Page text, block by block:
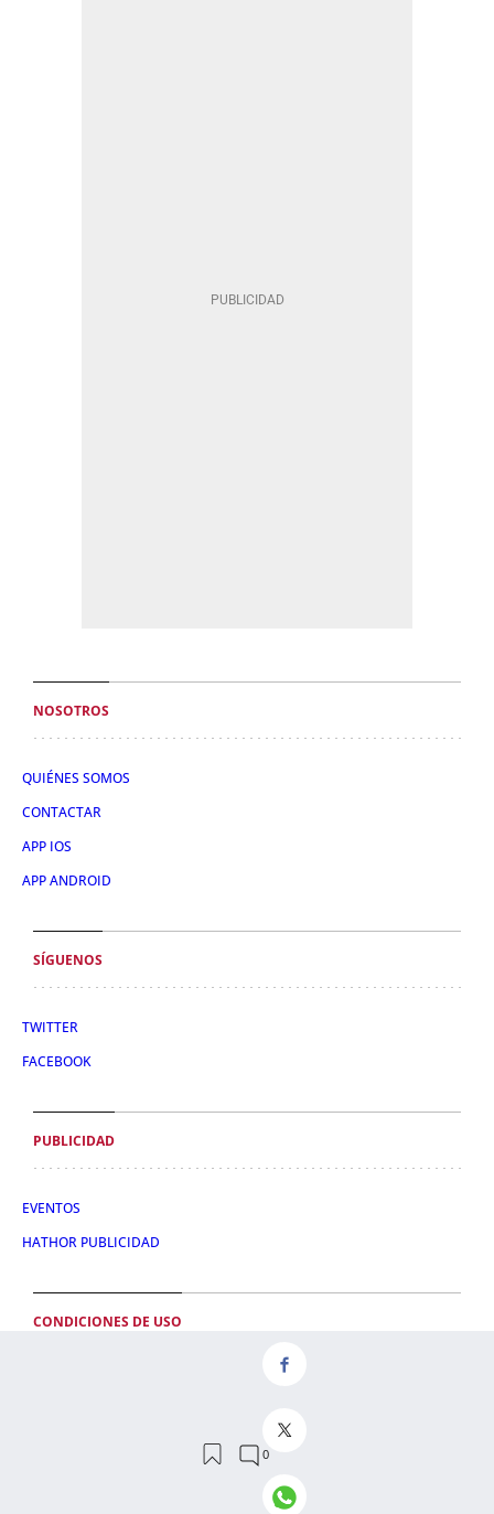
NOSOTROS
QUIÉNES SOMOS
CONTACTAR
APP IOS
APP ANDROID
SÍGUENOS
TWITTER
FACEBOOK
PUBLICIDAD
EVENTOS
HATHOR PUBLICIDAD
CONDICIONES DE USO